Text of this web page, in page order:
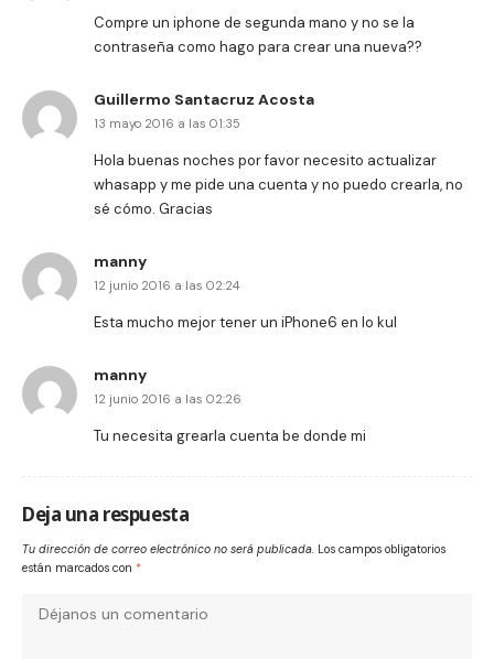
Compre un iphone de segunda mano y no se la
contraseña como hago para crear una nueva??
Guillermo Santacruz Acosta
13 mayo 2016 a las 01:35
Hola buenas noches por favor necesito actualizar
whasapp y me pide una cuenta y no puedo crearla, no
sé cómo. Gracias
manny
12 junio 2016 a las 02:24
Esta mucho mejor tener un iPhone6 en lo kul
manny
12 junio 2016 a las 02:26
Tu necesita grearla cuenta be donde mi
Deja una respuesta
Tu dirección de correo electrónico no será publicada. Los campos obligatorios
están marcados con *